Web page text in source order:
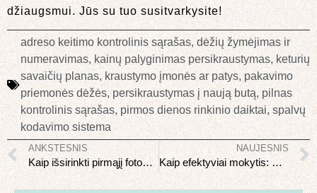
džiaugsmui. Jūs su tuo susitvarkysite!
adreso keitimo kontrolinis sąrašas, dėžių žymėjimas ir
numeravimas, kainų palyginimas persikraustymas, keturių
savaičių planas, kraustymo įmonės ar patys, pakavimo
priemonės dėžės, persikraustymas į naują butą, pilnas
kontrolinis sąrašas, pirmos dienos rinkinio daiktai, spalvų
kodavimo sistema
ANKSTESNIS
Kaip išsirinkti pirmąjį fotoaparatą hobistui
NAUJESNIS
Kaip efektyviai mokytis: mokslu pagrįstos technikos